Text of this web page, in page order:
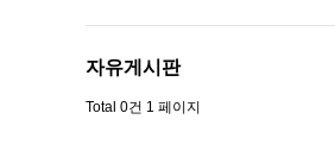
자유게시판
Total 0건 1 페이지